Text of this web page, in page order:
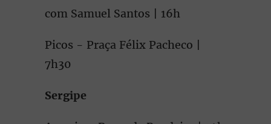
com Samuel Santos | 16h
Picos - Praça Félix Pacheco |
7h30
Sergipe